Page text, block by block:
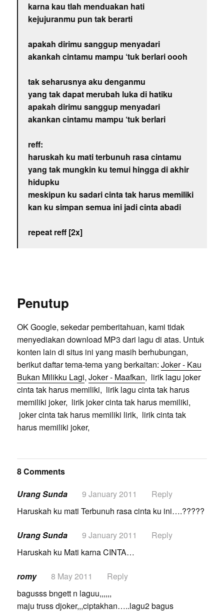
karna kau tlah menduakan hati
kejujuranmu pun tak berarti
apakah dirimu sanggup menyadari
akankah cintamu mampu ‘tuk berlari oooh
tak seharusnya aku denganmu
yang tak dapat merubah luka di hatiku
apakah dirimu sanggup menyadari
akankan cintamu mampu ‘tuk berlari
reff:
haruskah ku mati terbunuh rasa cintamu
yang tak mungkin ku temui hingga di akhir
hidupku
meskipun ku sadari cinta tak harus memiliki
kan ku simpan semua ini jadi cinta abadi
repeat reff [2x]
Penutup
OK Google, sekedar pemberitahuan, kami tidak
menyediakan download MP3 dari lagu di atas. Untuk
konten lain di situs ini yang masih berhubungan,
berikut daftar tema-tema yang berkaitan: Joker - Kau
Bukan Milikku Lagi, Joker - Maafkan, lirik lagu joker
cinta tak harus memiliki, lirik lagu cinta tak harus
memiliki joker, lirik joker cinta tak harus memiliki,
joker cinta tak harus memiliki lirik, lirik cinta tak
harus memiliki joker,
8 Comments
Urang Sunda
9 January 2011
Reply
Haruskah ku mati Terbunuh rasa cinta ku ini….?????
Urang Sunda 9 January 2011
Reply
Haruskah ku Mati karna CINTA…
romy 8 May 2011
Reply
bagusss bngett n laguu,,,,,,
maju truss djoker,,,ciptakhan…..lagu2 bagus